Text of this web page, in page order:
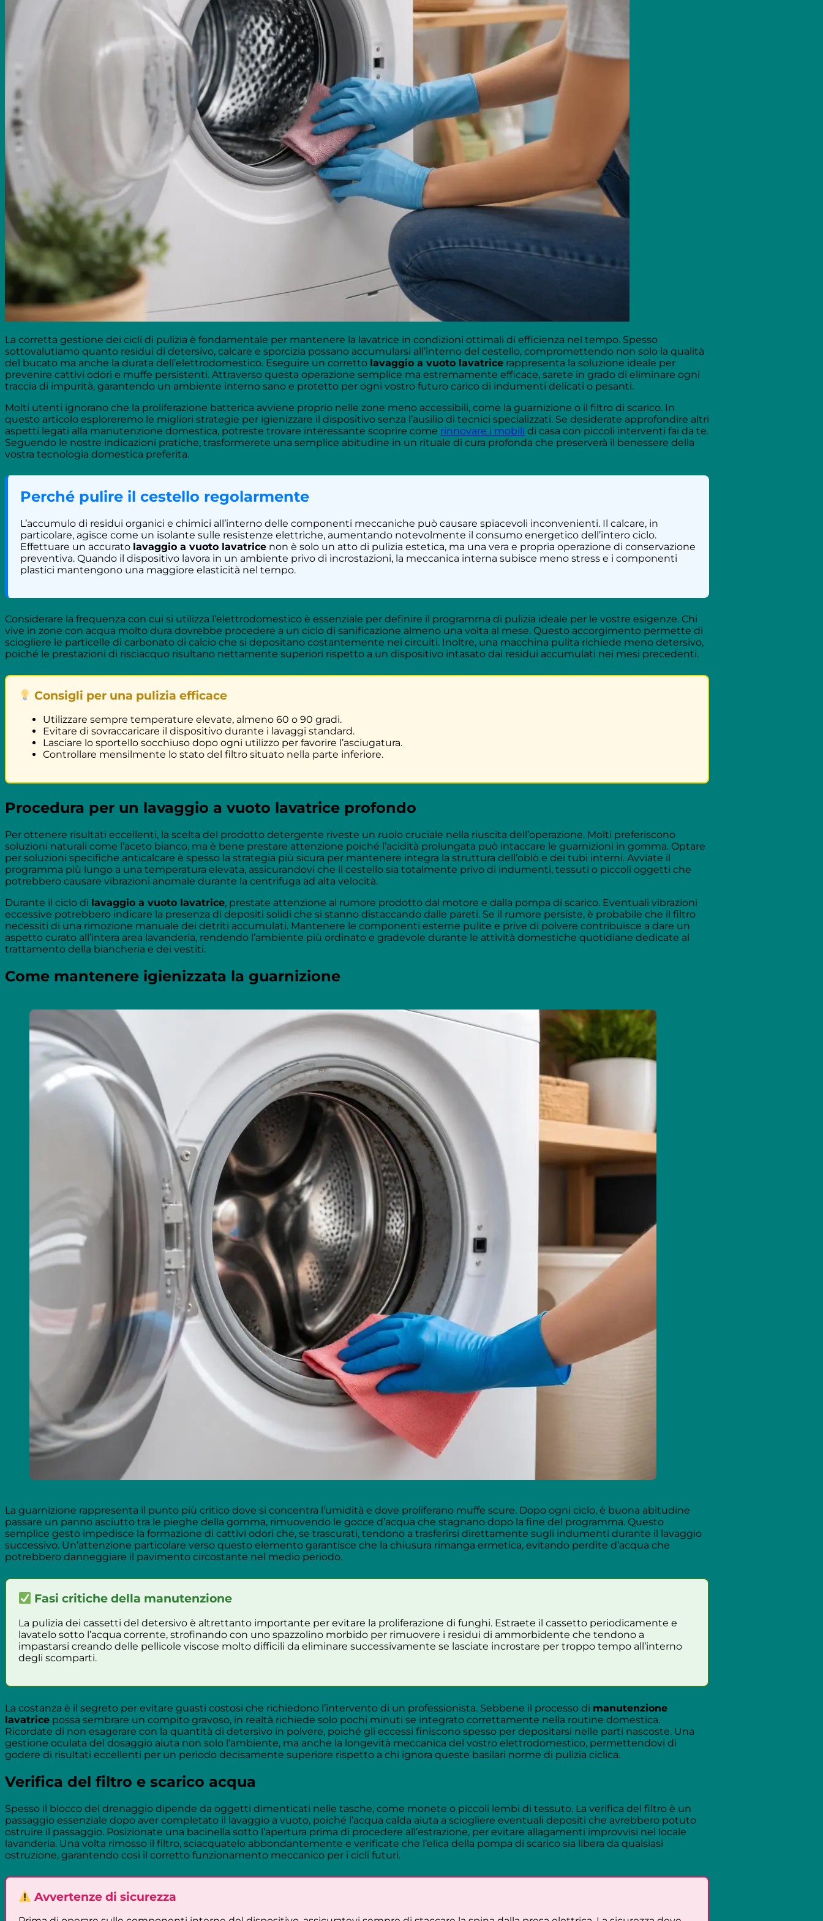
La corretta gestione dei cicli di pulizia è fondamentale per mantenere la lavatrice in condizioni ottimali di efficienza nel tempo. Spesso
sottovalutiamo quanto residui di detersivo, calcare e sporcizia possano accumularsi all’interno del cestello, compromettendo non solo la qualità
del bucato ma anche la durata dell’elettrodomestico. Eseguire un corretto lavaggio a vuoto lavatrice rappresenta la soluzione ideale per
prevenire cattivi odori e muffe persistenti. Attraverso questa operazione semplice ma estremamente efficace, sarete in grado di eliminare ogni
traccia di impurità, garantendo un ambiente interno sano e protetto per ogni vostro futuro carico di indumenti delicati o pesanti.
Molti utenti ignorano che la proliferazione batterica avviene proprio nelle zone meno accessibili, come la guarnizione o il filtro di scarico. In
questo articolo esploreremo le migliori strategie per igienizzare il dispositivo senza l’ausilio di tecnici specializzati. Se desiderate approfondire altri
aspetti legati alla manutenzione domestica, potreste trovare interessante scoprire come rinnovare i mobili di casa con piccoli interventi fai da te.
Seguendo le nostre indicazioni pratiche, trasformerete una semplice abitudine in un rituale di cura profonda che preserverà il benessere della
vostra tecnologia domestica preferita.
Perché pulire il cestello regolarmente
L’accumulo di residui organici e chimici all’interno delle componenti meccaniche può causare spiacevoli inconvenienti. Il calcare, in
particolare, agisce come un isolante sulle resistenze elettriche, aumentando notevolmente il consumo energetico dell’intero ciclo.
Effettuare un accurato lavaggio a vuoto lavatrice non è solo un atto di pulizia estetica, ma una vera e propria operazione di conservazione
preventiva. Quando il dispositivo lavora in un ambiente privo di incrostazioni, la meccanica interna subisce meno stress e i componenti
plastici mantengono una maggiore elasticità nel tempo.
Considerare la frequenza con cui si utilizza l’elettrodomestico è essenziale per definire il programma di pulizia ideale per le vostre esigenze. Chi
vive in zone con acqua molto dura dovrebbe procedere a un ciclo di sanificazione almeno una volta al mese. Questo accorgimento permette di
sciogliere le particelle di carbonato di calcio che si depositano costantemente nei circuiti. Inoltre, una macchina pulita richiede meno detersivo,
poiché le prestazioni di risciacquo risultano nettamente superiori rispetto a un dispositivo intasato dai residui accumulati nei mesi precedenti.
Consigli per una pulizia efficace
Utilizzare sempre temperature elevate, almeno 60 o 90 gradi.
Evitare di sovraccaricare il dispositivo durante i lavaggi standard.
Lasciare lo sportello socchiuso dopo ogni utilizzo per favorire l’asciugatura.
Controllare mensilmente lo stato del filtro situato nella parte inferiore.
Procedura per un lavaggio a vuoto lavatrice profondo
Per ottenere risultati eccellenti, la scelta del prodotto detergente riveste un ruolo cruciale nella riuscita dell’operazione. Molti preferiscono
soluzioni naturali come l’aceto bianco, ma è bene prestare attenzione poiché l’acidità prolungata può intaccare le guarnizioni in gomma. Optare
per soluzioni specifiche anticalcare è spesso la strategia più sicura per mantenere integra la struttura dell’oblò e dei tubi interni. Avviate il
programma più lungo a una temperatura elevata, assicurandovi che il cestello sia totalmente privo di indumenti, tessuti o piccoli oggetti che
potrebbero causare vibrazioni anomale durante la centrifuga ad alta velocità.
Durante il ciclo di lavaggio a vuoto lavatrice, prestate attenzione al rumore prodotto dal motore e dalla pompa di scarico. Eventuali vibrazioni
eccessive potrebbero indicare la presenza di depositi solidi che si stanno distaccando dalle pareti. Se il rumore persiste, è probabile che il filtro
necessiti di una rimozione manuale dei detriti accumulati. Mantenere le componenti esterne pulite e prive di polvere contribuisce a dare un
aspetto curato all’intera area lavanderia, rendendo l’ambiente più ordinato e gradevole durante le attività domestiche quotidiane dedicate al
trattamento della biancheria e dei vestiti.
Come mantenere igienizzata la guarnizione
La guarnizione rappresenta il punto più critico dove si concentra l’umidità e dove proliferano muffe scure. Dopo ogni ciclo, è buona abitudine
passare un panno asciutto tra le pieghe della gomma, rimuovendo le gocce d’acqua che stagnano dopo la fine del programma. Questo
semplice gesto impedisce la formazione di cattivi odori che, se trascurati, tendono a trasferirsi direttamente sugli indumenti durante il lavaggio
successivo. Un’attenzione particolare verso questo elemento garantisce che la chiusura rimanga ermetica, evitando perdite d’acqua che
potrebbero danneggiare il pavimento circostante nel medio periodo.
Fasi critiche della manutenzione
La pulizia dei cassetti del detersivo è altrettanto importante per evitare la proliferazione di funghi. Estraete il cassetto periodicamente e
lavatelo sotto l’acqua corrente, strofinando con uno spazzolino morbido per rimuovere i residui di ammorbidente che tendono a
impastarsi creando delle pellicole viscose molto difficili da eliminare successivamente se lasciate incrostare per troppo tempo all’interno
degli scomparti.
La costanza è il segreto per evitare guasti costosi che richiedono l’intervento di un professionista. Sebbene il processo di manutenzione
lavatrice possa sembrare un compito gravoso, in realtà richiede solo pochi minuti se integrato correttamente nella routine domestica.
Ricordate di non esagerare con la quantità di detersivo in polvere, poiché gli eccessi finiscono spesso per depositarsi nelle parti nascoste. Una
gestione oculata del dosaggio aiuta non solo l’ambiente, ma anche la longevità meccanica del vostro elettrodomestico, permettendovi di
godere di risultati eccellenti per un periodo decisamente superiore rispetto a chi ignora queste basilari norme di pulizia ciclica.
Verifica del filtro e scarico acqua
Spesso il blocco del drenaggio dipende da oggetti dimenticati nelle tasche, come monete o piccoli lembi di tessuto. La verifica del filtro è un
passaggio essenziale dopo aver completato il lavaggio a vuoto, poiché l’acqua calda aiuta a sciogliere eventuali depositi che avrebbero potuto
ostruire il passaggio. Posizionate una bacinella sotto l’apertura prima di procedere all’estrazione, per evitare allagamenti improvvisi nel locale
lavanderia. Una volta rimosso il filtro, sciacquatelo abbondantemente e verificate che l’elica della pompa di scarico sia libera da qualsiasi
ostruzione, garantendo così il corretto funzionamento meccanico per i cicli futuri.
Avvertenze di sicurezza